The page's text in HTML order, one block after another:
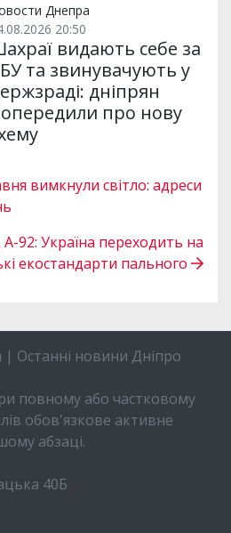
Днепра
20:50
видають себе за
та звинувачують у
дніпрян
про нову
вимкнули світло: адреси
92: Україна переходить на
екостандарти пального
Останні новини Дніпро
повному або частковому
обов'язкове активне
абзаці.
40Б